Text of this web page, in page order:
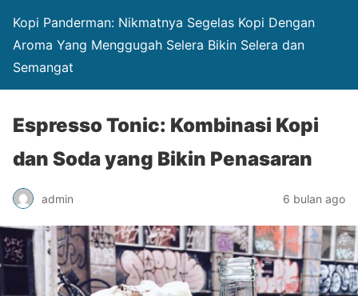
Kopi Panderman: Nikmatnya Segelas Kopi Dengan
Aroma Yang Menggugah Selera Bikin Selera dan
Semangat
Espresso Tonic: Kombinasi Kopi
dan Soda yang Bikin Penasaran
admin 6 bulan ago